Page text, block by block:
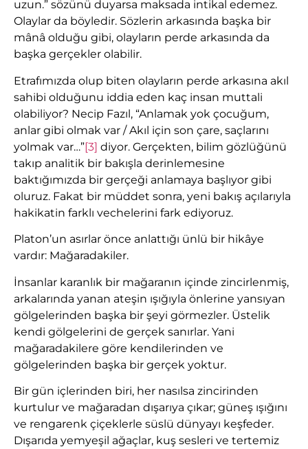
uzun.” sözünü duyarsa maksada intikal edemez.
Olaylar da böyledir. Sözlerin arkasında başka bir
mânâ olduğu gibi, olayların perde arkasında da
başka gerçekler olabilir.
Etrafımızda olup biten olayların perde arkasına akıl
sahibi olduğunu iddia eden kaç insan muttali
olabiliyor? Necip Fazıl, “Anlamak yok çocuğum,
anlar gibi olmak var / Akıl için son çare, saçlarını
yolmak var…”[3] diyor. Gerçekten, bilim gözlüğünü
takıp analitik bir bakışla derinlemesine
baktığımızda bir gerçeği anlamaya başlıyor gibi
oluruz. Fakat bir müddet sonra, yeni bakış açılarıyla
hakikatin farklı vechelerini fark ediyoruz.
Platon’un asırlar önce anlattığı ünlü bir hikâye
vardır: Mağaradakiler.
İnsanlar karanlık bir mağaranın içinde zincirlenmiş,
arkalarında yanan ateşin ışığıyla önlerine yansıyan
gölgelerinden başka bir şeyi görmezler. Üstelik
kendi gölgelerini de gerçek sanırlar. Yani
mağaradakilere göre kendilerinden ve
gölgelerinden başka bir gerçek yoktur.
Bir gün içlerinden biri, her nasılsa zincirinden
kurtulur ve mağaradan dışarıya çıkar; güneş ışığını
ve rengarenk çiçeklerle süslü dünyayı keşfeder.
Dışarıda yemyeşil ağaçlar, kuş sesleri ve tertemiz